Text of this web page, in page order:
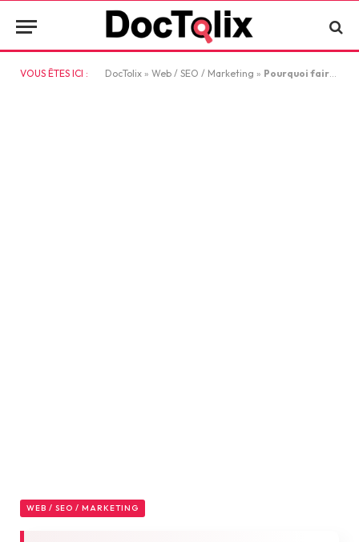
VOUS ÊTES ICI : DocTolix » Web / SEO / Marketing » Pourquoi faire appel à une agence de référencement naturel ?
WEB / SEO / MARKETING